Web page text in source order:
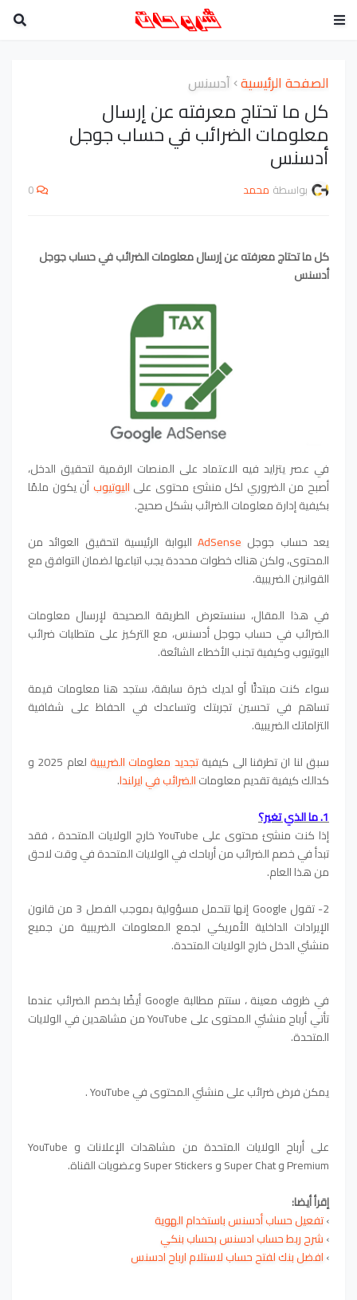
الصفحة الرئيسية أدسنس
كل ما تحتاج معرفته عن إرسال
معلومات الضرائب في حساب جوجل
أدسنس
بواسطة محمد 0
أدسنس
في عصر يتزايد فيه الاعتماد على المنصات الرقمية لتحقيق الدخل،
أصبح من الضروري لكل منشئ محتوى على اليوتيوبأن يكون ملمًا
بكيفية إدارة معلومات الضرائب بشكل صحيح.
يعد حساب جوجل AdSense البوابة الرئيسية لتحقيق العوائد من
المحتوى، ولكن هناك خطوات محددة يجب اتباعها لضمان التوافق مع
القوانين الضريبية.
في هذا المقال، سنستعرض الطريقة الصحيحة لإرسال معلومات
الضرائب في حساب جوجل أدسنس، مع التركيز على متطلبات ضرائب
اليوتيوب وكيفية تجنب الأخطاء الشائعة.
سواء كنت مبتدئًا أو لديك خبرة سابقة، ستجد هنا معلومات قيمة
تساهم في تحسين تجربتك وتساعدك في الحفاظ على شفافية
التزاماتك الضريبية.
سبق لنا ان تطرقنا الى كيفيةتجديد معلومات الضريبية
لعام 2025 و
كدالك كيفية تقديم معلوماتالضرائب في ايرلندا.
1. ما الذي تغير؟
إذا كنت منشئ محتوى على YouTube خارج الولايات المتحدة ، فقد
تبدأ في خصم الضرائب من أرباحك في الولايات المتحدة في وقت لاحق
من هذا العام.
2- تقول Google إنها تتحمل مسؤولية بموجب الفصل 3 من قانون
الإيرادات الداخلية الأمريكي لجمع المعلومات الضريبية من جميع
منشئي الدخل خارج الولايات المتحدة.
في ظروف معينة ، ستتم مطالبة Google أيضًا بخصم الضرائب عندما
تأتي أرباح منشئي المحتوى على YouTube من مشاهدين في الولايات
المتحدة.
يمكن فرض ضرائب على منشئي المحتوى في YouTube .
على أرباح الولايات المتحدة من مشاهدات الإعلانات و YouTube
Premium و Super Chat و Super Stickers وعضويات القناة.
إقرأ أيضا:
›تفعيل حساب أدسنس باستخدام الهوية
›شرح ربط حساب ادسنس بحساب بنكي
›افضل بنك لفتح حساب لاستلام ارباح ادسنس